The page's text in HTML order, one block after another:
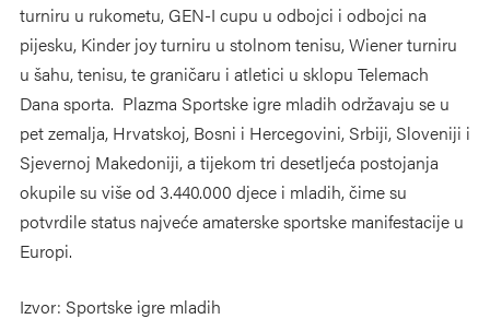
turniru u rukometu, GEN-I cupu u odbojci i odbojci na
pijesku, Kinder joy turniru u stolnom tenisu, Wiener turniru
u šahu, tenisu, te graničaru i atletici u sklopu Telemach
Dana sporta. Plazma Sportske igre mladih održavaju se u
pet zemalja, Hrvatskoj, Bosni i Hercegovini, Srbiji, Sloveniji i
Sjevernoj Makedoniji, a tijekom tri desetljeća postojanja
okupile su više od 3.440.000 djece i mladih, čime su
potvrdile status najveće amaterske sportske manifestacije u
Europi.
Izvor: Sportske igre mladih